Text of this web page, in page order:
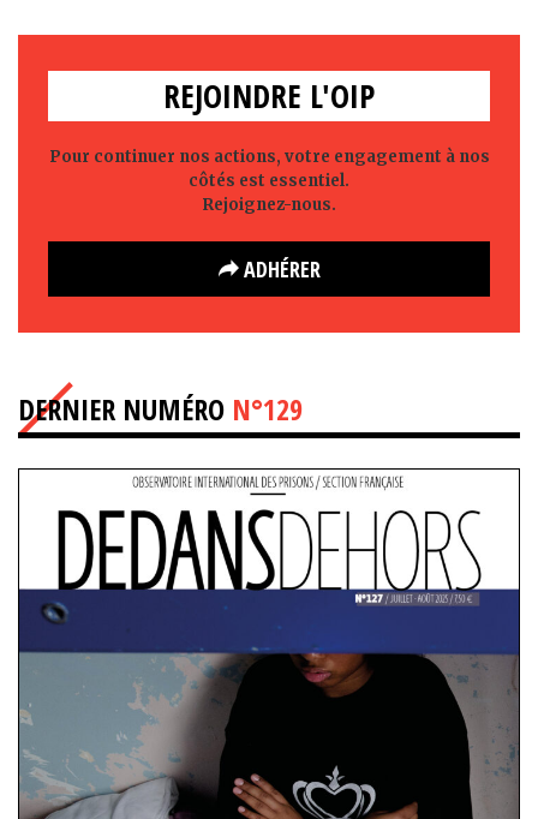
REJOINDRE L'OIP
Pour continuer nos actions, votre engagement à nos
côtés est essentiel.
Rejoignez-nous.
ADHÉRER
DERNIER NUMÉRO N°129